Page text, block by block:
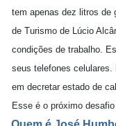
tem apenas dez litros de
de Turismo de Lúcio
condições de trabalho.
seus telefones celulares.
em decretar estado de
Esse é o próximo